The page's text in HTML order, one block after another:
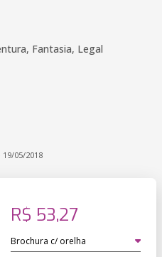
Fantasia, Legal
05/2018
R$ 53,27